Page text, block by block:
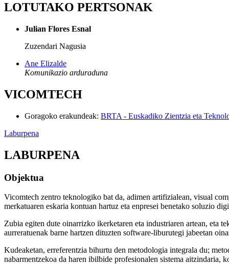
LOTUTAKO PERTSONAK
Julian Flores Esnal
Zuzendari Nagusia
Ane Elizalde
Komunikazio arduraduna
VICOMTECH
Goragoko erakundeak: BRTA - Euskadiko Zientzia eta
Laburpena
LABURPENA
Objektua
Vicomtech zentro teknologiko bat da, adimen artifizialean, visual
merkatuaren eskaria kontuan hartuz eta enpresei benetako soluzio
Zubia egiten dute oinarrizko ikerketaren eta industriaren artean, eta
aurreratuenak barne hartzen dituzten software-liburutegi jabeetan
Kudeaketan, erreferentzia bihurtu den metodologia integrala du;
nabarmentzekoa da haren ibilbide profesionalen sistema aitzindaria,